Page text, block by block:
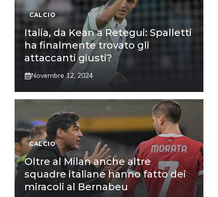
CALCIO
Italia, da Kean a Retegui: Spalletti
ha finalmente trovato gli
attaccanti giusti?
Novembre 12, 2024
CALCIO
Oltre al Milan anche altre
squadre italiane hanno fatto dei
miracoli al Bernabeu